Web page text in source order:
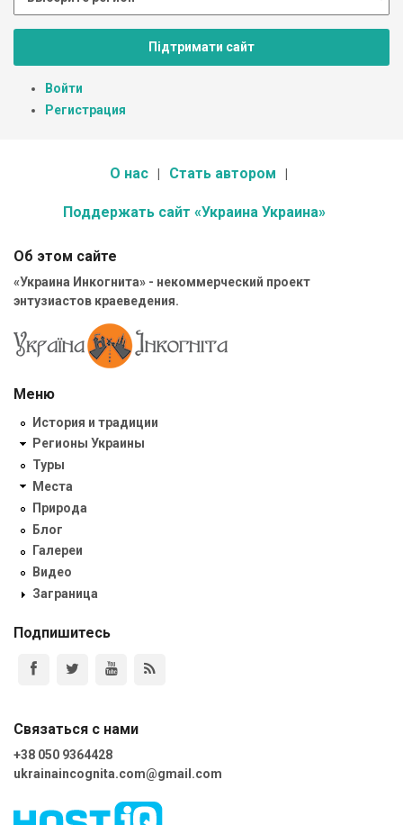
Підтримати сайт
Войти
Регистрация
О нас Стать автором
Поддержать сайт «Украина Украина»
Об этом сайте
«Украина Инкогнита» - некоммерческий проект
энтузиастов краеведения.
Меню
История и традиции
Регионы Украины
Туры
Места
Природа
Блог
Галереи
Видео
Заграница
Подпишитесь
Связаться с нами
+38 050 9364428
ukrainaincognita.com@gmail.com